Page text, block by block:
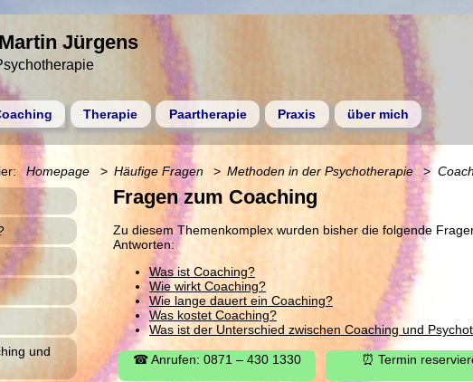
Jürgens
Therapie Paartherapie Praxis über mich
Fragen zum Coaching
Zu diesem Themenkomplex wurden bisher die folgende
Antworten:
Was ist Coaching?
Wie wirkt Coaching?
Wie lange dauert ein Coaching?
Was kostet Coaching?
Was ist der Unterschied zwischen Coaching und
☎ Anrufen: 0871 – 430 1330 ⏰ Termin
Homepage Häufige Fragen Methoden in der Psychotherapie
und